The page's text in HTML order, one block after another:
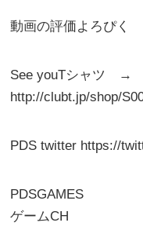
動画の評価よろぴく
See youTシャツ →
http://clubt.jp/shop/
PDS twitter https://
PDSGAMES
ゲームCH